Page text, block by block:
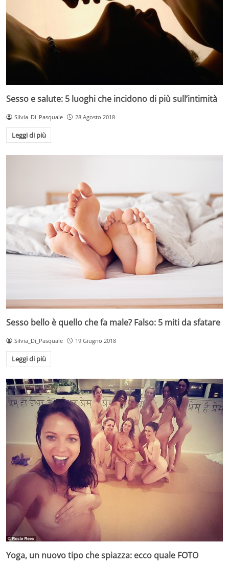
Sesso e salute: 5 luoghi che incidono di più sull’intimità
Silvia_Di_Pasquale 28 Agosto 2018
Leggi di più
Sesso bello è quello che fa male? Falso: 5 miti da sfatare
Silvia_Di_Pasquale 19 Giugno 2018
Leggi di più
Yoga, un nuovo tipo che spiazza: ecco quale FOTO